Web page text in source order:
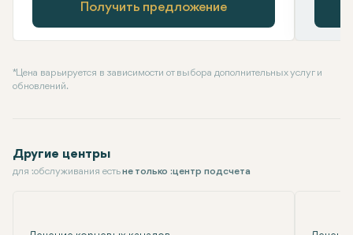
Получить предложение
* Цена варьируется в зависимости от выбора дополнительных услуг и
обновлений.
Другие центры
для :обслуживания естьне только :центр подсчета